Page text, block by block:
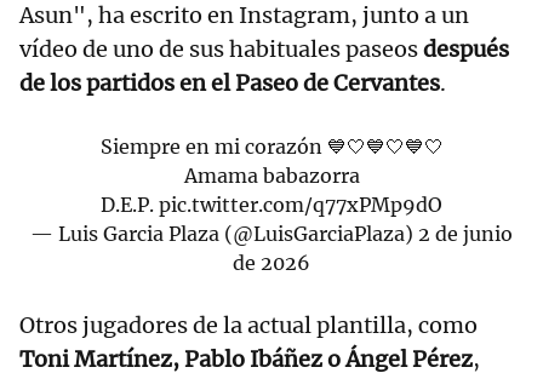
Asun", ha escrito en Instagram, junto a un
vídeo de uno de sus habituales paseosdespués
de los partidos en el Paseo de Cervantes.
Siempre en mi corazón 💙🤍💙🤍💙🤍
Amama babazorra
D.E.P. pic.twitter.com/q77xPMp9dO
— Luis Garcia Plaza (@LuisGarciaPlaza) 2 de junio
de 2026
Otros jugadores de la actual plantilla, como
Toni Martínez, Pablo Ibáñez o Ángel Pérez,